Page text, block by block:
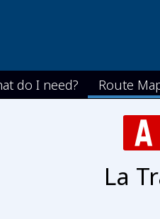
do I need? Route
La